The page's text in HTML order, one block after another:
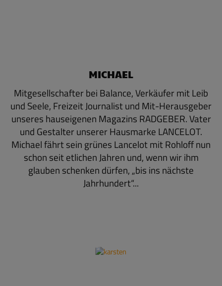
MICHAEL
Mitgesellschafter bei Balance, Verkäufer mit Leib
und Seele, Freizeit Journalist und Mit-Herausgeber
unseres hauseigenen Magazins RADGEBER. Vater
und Gestalter unserer Hausmarke LANCELOT.
Michael fährt sein grünes Lancelot mit Rohloff nun
schon seit etlichen Jahren und, wenn wir ihm
glauben schenken dürfen, „bis ins nächste
Jahrhundert“...